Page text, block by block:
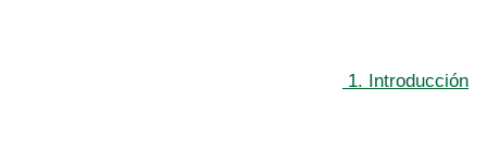
1. Introducción